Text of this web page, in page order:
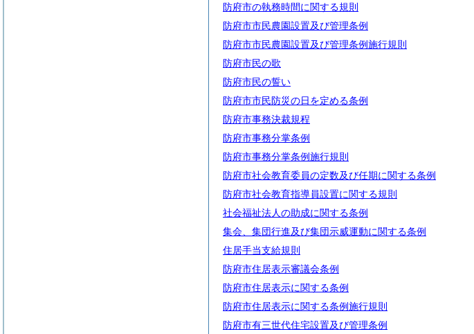
防府市の執務時間に関する規則
防府市市民農園設置及び管理条例
防府市市民農園設置及び管理条例施行規則
防府市民の歌
防府市民の誓い
防府市市民防災の日を定める条例
防府市事務決裁規程
防府市事務分掌条例
防府市事務分掌条例施行規則
防府市社会教育委員の定数及び任期に関する条例
防府市社会教育指導員設置に関する規則
社会福祉法人の助成に関する条例
集会、集団行進及び集団示威運動に関する条例
住居手当支給規則
防府市住居表示審議会条例
防府市住居表示に関する条例
防府市住居表示に関する条例施行規則
防府市有三世代住宅設置及び管理条例